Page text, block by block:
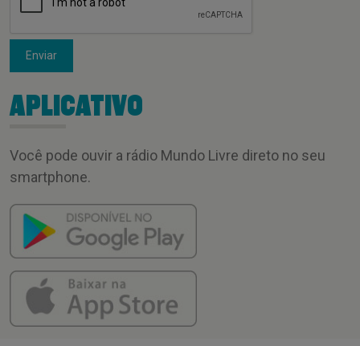
Enviar
APLICATIVO
Você pode ouvir a rádio Mundo Livre direto no seu
smartphone.